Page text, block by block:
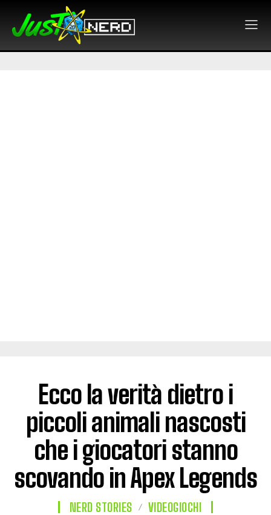
Ecco la verità dietro i
piccoli animali nascosti
che i giocatori stanno
scovando in Apex Legends
NERD STORIES VIDEOGIOCHI